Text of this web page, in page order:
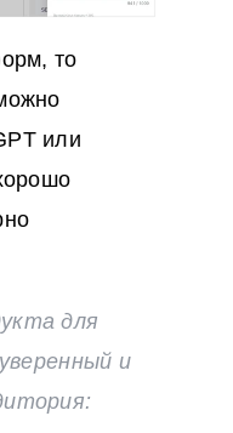
то
или
для
и